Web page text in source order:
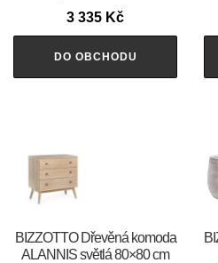
3 335 Kč
DO OBCHODU
BIZZOTTO Dřevěná komoda
ALANNIS světlá 80×80 cm